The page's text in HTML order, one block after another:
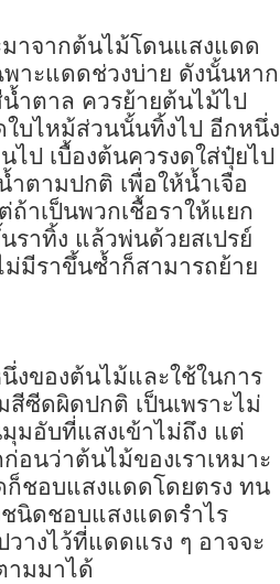
าจากต้นไม้โดนแสงแดด
พาะแดดช่วงบ่าย ดังนั้นหาก
น้ำตาล ควรย้ายต้นไม้ไป
บไหม้ส่วนนั้นทิ้งไป อีกหนึ่ง
ไป เบื้องต้นควรงดใส่ปุ๋ยไป
ตามปกติ เพื่อให้น้ำเจือ
าเป็นพวกเชื้อราให้แยก
าทิ้ง แล้วพ่นด้วยสเปรย์
ม่มีราขึ้นซ้ำก็สามารถย้าย
งของต้นไม้และใช้ในการ
สีซีดผิดปกติ เป็นเพราะไม่
มอับที่แสงเข้าไม่ถึง แต่
อนว่าต้นไม้ของเราเหมาะ
ก็ชอบแสงแดดโดยตรง ทน
นิดชอบแสงแดดรำไร
างไว้ที่แดดแรง ๆ อาจจะ
ามมาได้